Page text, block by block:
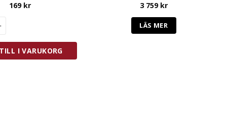
169 kr
I VARUKORG
3 759 kr
LÄS MER